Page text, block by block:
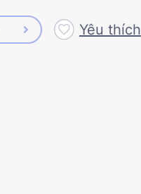
Yêu thích